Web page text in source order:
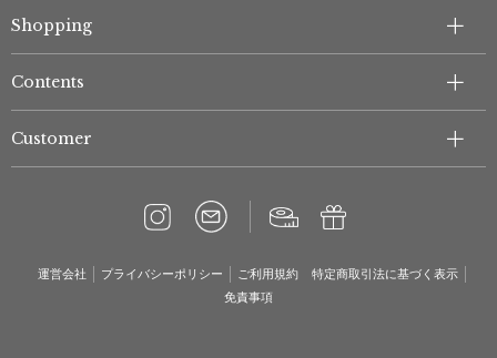
Shopping
Contents
Customer
運営会社 プライバシーポリシー ご利用規約
特定商取引法に基づく表示
免責事項